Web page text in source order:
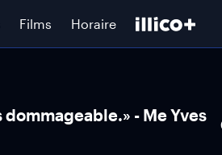
Films Horaire
- Me Yves